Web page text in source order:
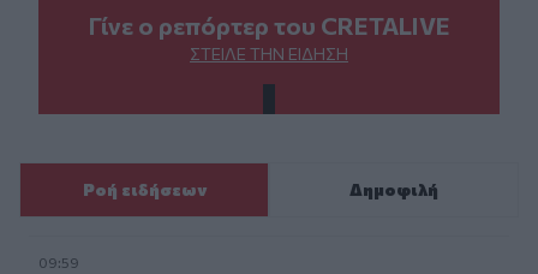
Γίνε ο ρεπόρτερ του CRETALIVE
ΣΤΕΊΛΕ ΤΗΝ ΕΊΔΗΣΗ
Ροή ειδήσεων Δημοφιλή
09:59